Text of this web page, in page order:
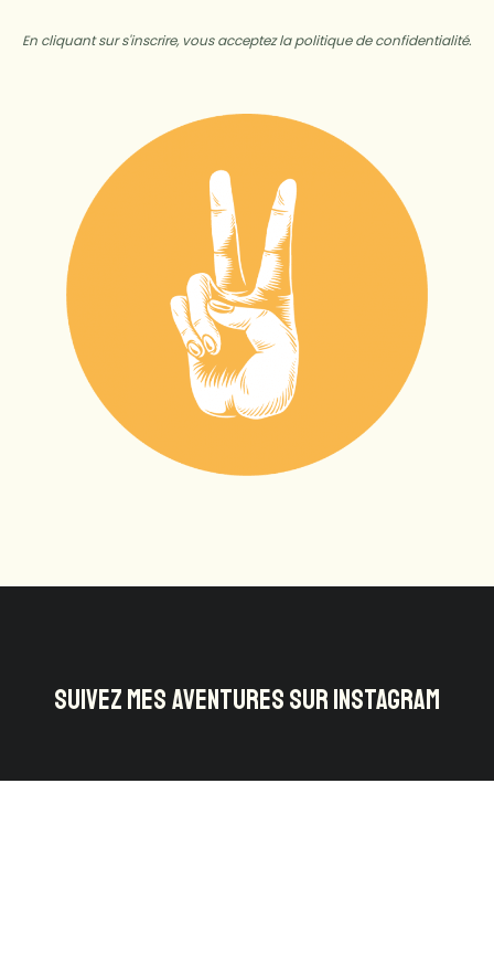
En cliquant sur s'inscrire, vous acceptez la politique de confidentialité.
SUIVEZ MES AVENTURES SUR INSTAGRAM